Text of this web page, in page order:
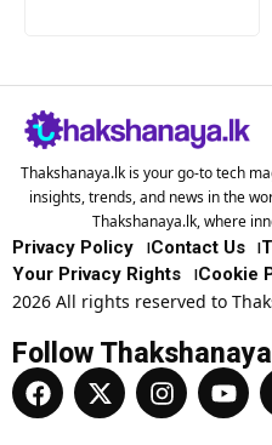
Thakshanaya.lk is your go-to tech
insights, trends, and news in the
Thakshanaya.lk, where
Privacy Policy Contact Us
Your Privacy Rights
Cookie
2026 All rights reserved to
Follow